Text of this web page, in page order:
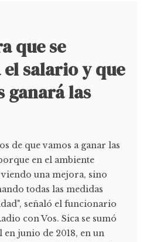
que se
salario y que
ganará las
de que vamos a ganar las
en el ambiente
una mejora, sino
todas las medidas
señaló el funcionario
con Vos. Sica se sumó
junio de 2018, en un